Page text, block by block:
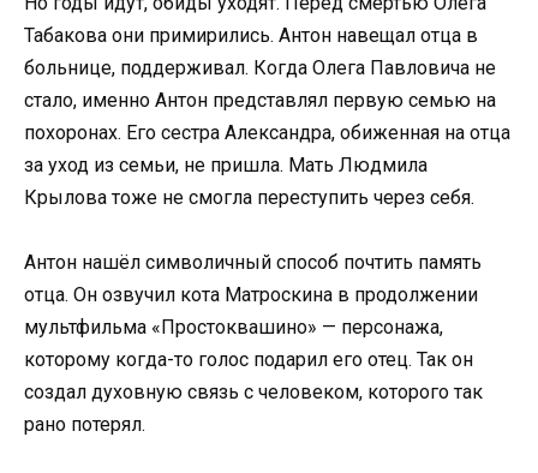
Табакова они примирились. Антон навещал отца в
больнице, поддерживал. Когда Олега Павловича не
стало, именно Антон представлял первую семью на
похоронах. Его сестра Александра, обиженная на отца
за уход из семьи, не пришла. Мать Людмила
Крылова тоже не смогла переступить через себя.
Антон нашёл символичный способ почтить память
отца. Он озвучил кота Матроскина в продолжении
мультфильма «Простоквашино» — персонажа,
которому когда-то голос подарил его отец. Так он
создал духовную связь с человеком, которого так
рано потерял.